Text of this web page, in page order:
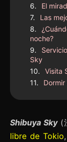
El
Las
noche?
Sky
Visita
Shibuya Sky(
libre de Tokio